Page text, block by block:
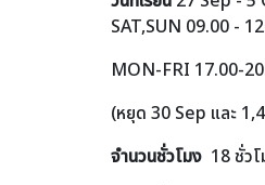
SAT,SUN 09.00 -
MON-FRI 17.00-
(หยุด 30 Sep และ
จำนวนชั่วโมง 18ชั่ว